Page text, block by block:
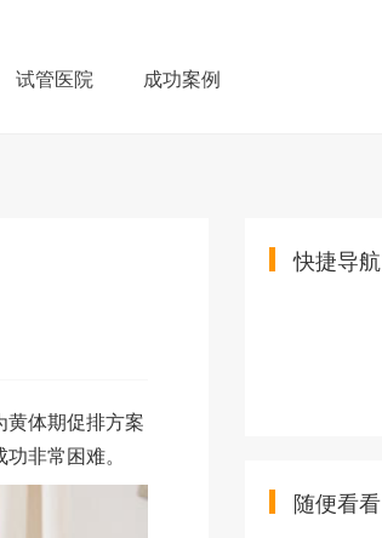
试管医院 成功案例
体期促排方案
非常困难。
快捷导航
随便看看